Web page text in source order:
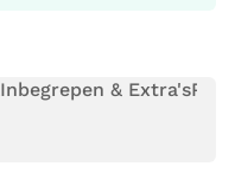
Inbegrepen & Extra's